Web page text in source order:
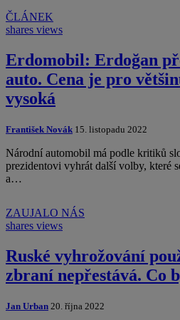
ČLÁNEK
shares views
Erdomobil: Erdoğan
auto. Cena je pro
vysoká
František Novák 15. listopadu 2022
Národní automobil má podle kritiků
prezidentovi vyhrát další volby, které
a…
ZAUJALO NÁS
shares views
Ruské vyhrožování
zbraní nepřestává. Co
Jan Urban 20. října 2022